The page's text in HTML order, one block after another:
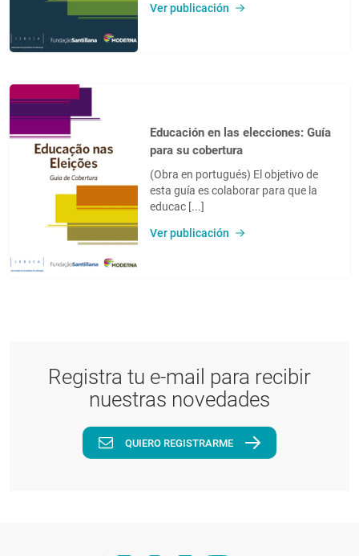
Ver publicación
Educación en las elecciones: Guía
para su cobertura
(Obra en portugués) El objetivo de
esta guía es colaborar para que la
educac [...]
Ver publicación
Registra tu e-mail para recibir
nuestras novedades
QUIERO REGISTRARME